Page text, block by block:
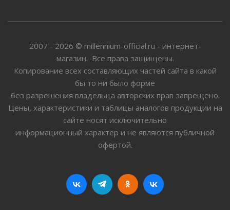
2007 - 2026 © millennium-official.ru - интернет-
магазин. Все права защищены.
Копирование всех составляющих частей сайта в какой
бы то ни было форме
без разрешения владельца авторских прав запрещено.
Цены, характеристики и таблицы аналогов продукции на
сайте носят исключительно
информационный характер и не являются публичной
офертой.